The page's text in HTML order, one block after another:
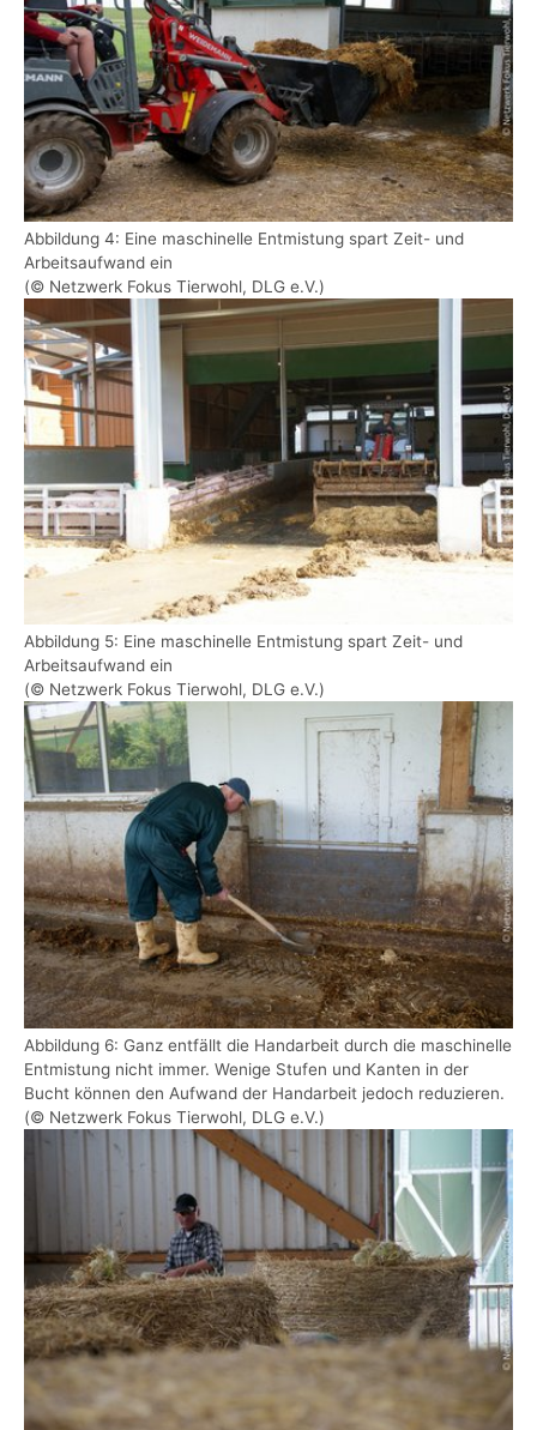
Abbildung 4: Eine maschinelle Entmistung spart Zeit- und
Arbeitsaufwand ein
(© Netzwerk Fokus Tierwohl, DLG e.V.)
Show larger version
Abbildung 5: Eine maschinelle Entmistung spart Zeit- und
Arbeitsaufwand ein
(© Netzwerk Fokus Tierwohl, DLG e.V.)
Show larger version
Abbildung 6: Ganz entfällt die Handarbeit durch die maschinelle
Entmistung nicht immer. Wenige Stufen und Kanten in der
Bucht können den Aufwand der Handarbeit jedoch reduzieren.
(© Netzwerk Fokus Tierwohl, DLG e.V.)
Show larger version